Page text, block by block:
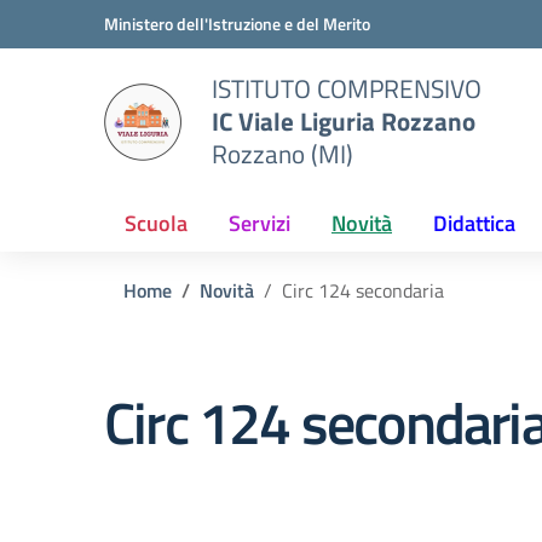
Vai ai contenuti
Vai al menu di navigazioneMinistero dell'Istruzione e del Merito
ISTITUTO COMPRENSIVO
IC Viale Liguria Rozzano
Rozzano (MI)
Scuola Servizi Novità Didattica
Home Novità Circ 124 secondaria
Circ 124